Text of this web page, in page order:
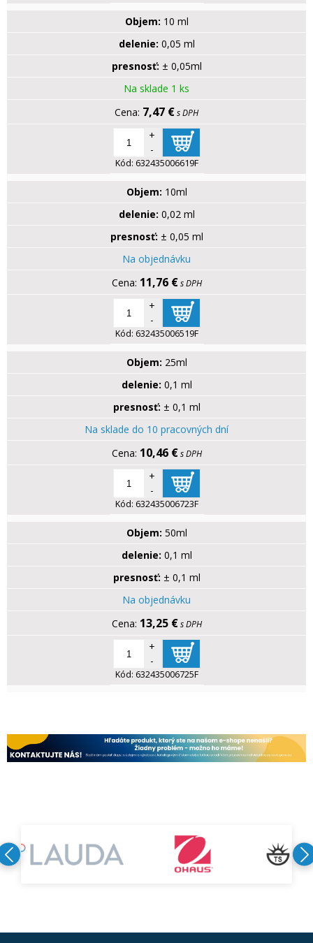
Objem: 10 ml
delenie: 0,05 ml
presnosť: ± 0,05ml
Na sklade 1 ks
7,47 €s DPH
+
-
Kód: 632435006619F
Objem: 10ml
delenie: 0,02 ml
presnosť: ± 0,05 ml
Na objednávku
11,76 € s DPH
+
-
Kód: 632435006519F
Objem: 25ml
delenie: 0,1 ml
presnosť: ± 0,1 ml
Na sklade do 10 pracovných dní
10,46 € s DPH
+
-
Kód: 632435006723F
Objem: 50ml
delenie: 0,1 ml
presnosť: ± 0,1 ml
Na objednávku
13,25 € s DPH
+
-
Kód: 632435006725F